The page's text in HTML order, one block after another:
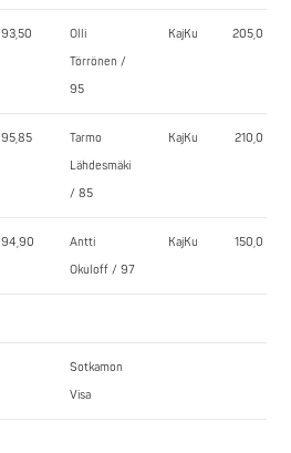
93,50
Olli
Törrönen /
95
KajKu 205,0
95,85
Tarmo
Lähdesmäki
/ 85
KajKu 210,0
94,90
Antti
Okuloff / 97
KajKu 150,0
Sotkamon
Visa